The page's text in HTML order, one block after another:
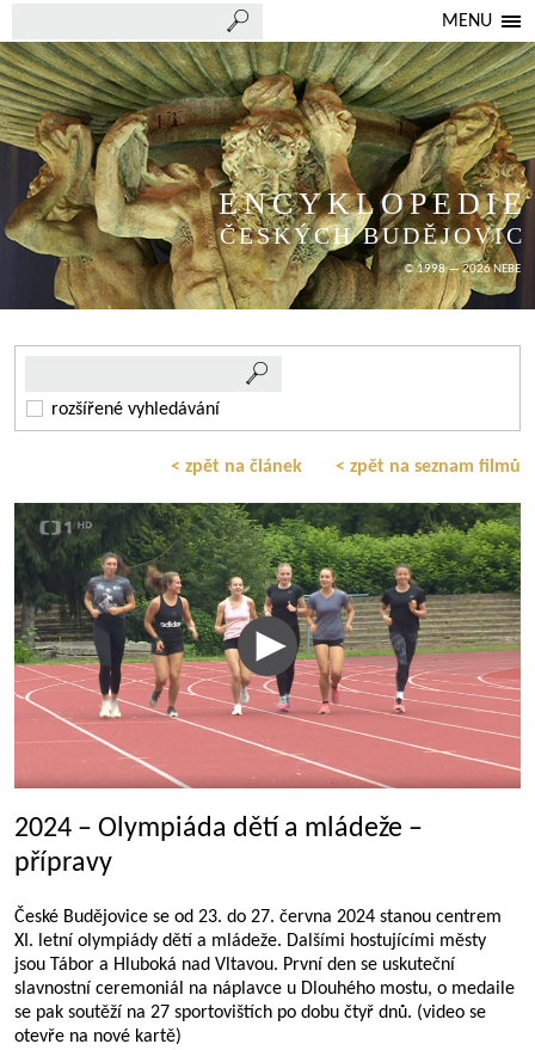
MENU
ENCYKLOPEDIE
ČESKÝCH BUDĚJOVIC
© 1998 — 2026 NEBE
rozšířené vyhledávání
< zpět na článek < zpět na seznam filmů
2024 – Olympiáda dětí a mládeže –
přípravy
České Budějovice se od 23. do 27. června 2024 stanou centrem
XI. letní olympiády dětí a mládeže. Dalšími hostujícími městy
jsou Tábor a Hluboká nad Vltavou. První den se uskuteční
slavnostní ceremoniál na náplavce u Dlouhého mostu, o medaile
se pak soutěží na 27 sportovištích po dobu čtyř dnů. (video se
otevře na nové kartě)